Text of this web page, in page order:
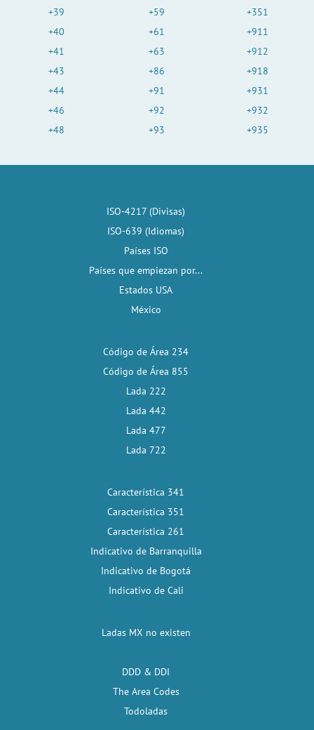
+39
+40
+41
+43
+44
+46
+48
+59
+61
+63
+86
+91
+92
+93
+351
+911
+912
+918
+931
+932
+935
ISO-4217 (Divisas)
ISO-639 (Idiomas)
Países ISO
Países que empiezan por...
Estados USA
México
Código de Área 234
Código de Área 855
Lada 222
Lada 442
Lada 477
Lada 722
Característica 341
Característica 351
Característica 261
Indicativo de Barranquilla
Indicativo de Bogotá
Indicativo de Cali
Ladas MX no existen
DDD & DDI
The Area Codes
Todoladas